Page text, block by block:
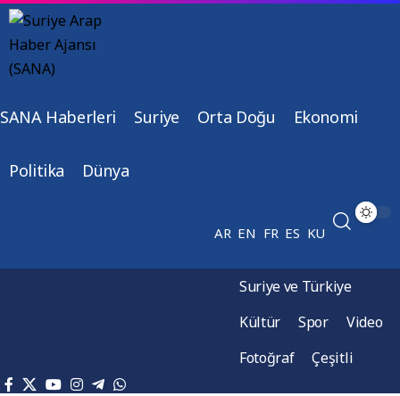
SANA Haberleri Suriye Orta Doğu Ekonomi
Politika Dünya
AR EN FR ES KU
Suriye ve Türkiye
Kültür
Spor
Video
Fotoğraf
Çeşitli